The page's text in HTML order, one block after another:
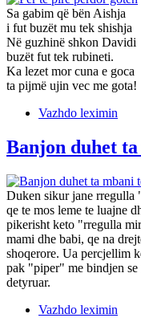
Sa gabim që bën Aishja
i fut buzët mu tek shishja
Në guzhinë shkon Davidi
buzët fut tek rubineti.
Ka lezet mor cuna e goca
ta pijmë ujin vec me gota!
Vazhdo leximin
Banjon duhet
Duken sikur jane rregulla
qe te mos leme te luajne
pikerisht keto "rregulla
mami dhe babi, qe na
shoqerore. Ua percjellim
pak "piper" me bindjen
detyruar.
Vazhdo leximin